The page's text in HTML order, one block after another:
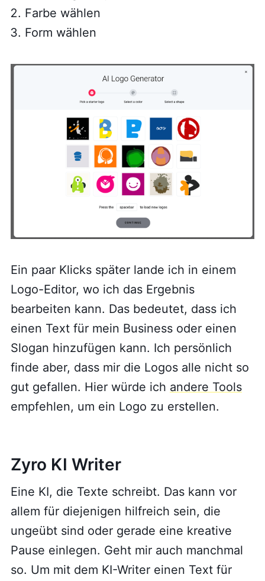
Farbe wählen
Form wählen
Ein paar Klicks später lande ich in einem
Logo-Editor, wo ich das Ergebnis
bearbeiten kann. Das bedeutet, dass ich
einen Text für mein Business oder einen
Slogan hinzufügen kann. Ich persönlich
finde aber, dass mir die Logos alle nicht so
gut gefallen. Hier würde ich andere Tools
empfehlen, um ein Logo zu erstellen.
Zyro KI Writer
Eine KI, die Texte schreibt. Das kann vor
allem für diejenigen hilfreich sein, die
ungeübt sind oder gerade eine kreative
Pause einlegen. Geht mir auch manchmal
so. Um mit dem KI-Writer einen Text für